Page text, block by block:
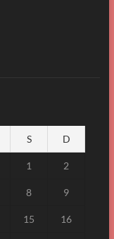
S D
1 2
8 9
15 16